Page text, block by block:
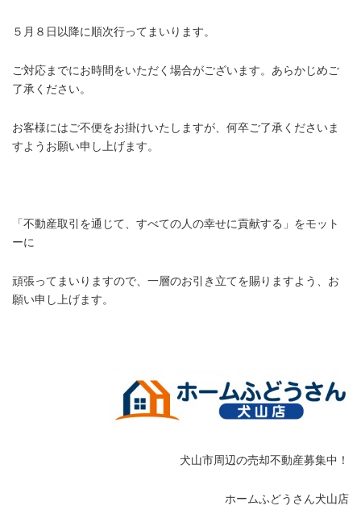
５月８日以降に順次行ってまいります。
ご対応までにお時間をいただく場合がございます。あらかじめご
了承ください。
お客様にはご不便をお掛けいたしますが、何卒ご了承くださいま
すようお願い申し上げます。
「不動産取引を通じて、すべての人の幸せに貢献する」をモット
ーに
頑張ってまいりますので、一層のお引き立てを賜りますよう、お
願い申し上げます。
犬山市周辺の売却不動産募集中！
ホームふどうさん犬山店